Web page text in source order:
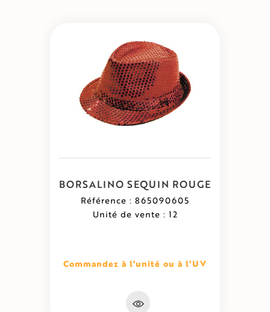
BORSALINO SEQUIN ROUGE
Référence : 865090605
Unité de vente : 12
Commandez à l'unité ou à l'UV